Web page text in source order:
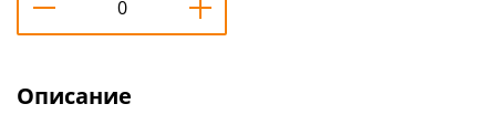
Описание